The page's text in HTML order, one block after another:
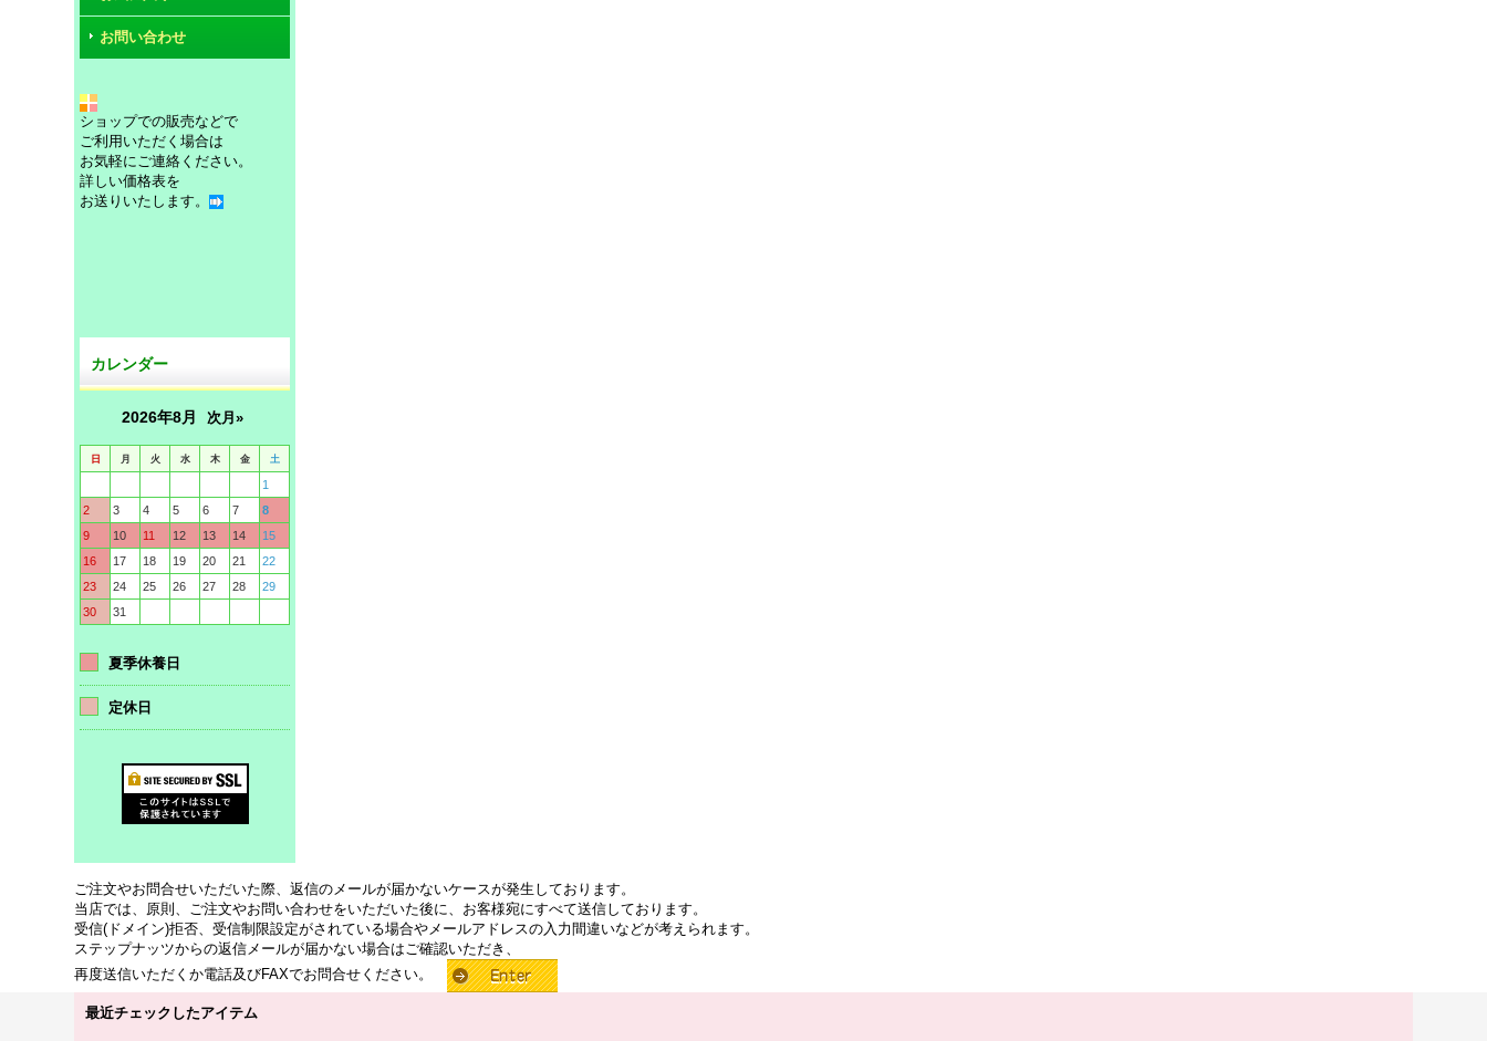
お問い合わせ
ショップでの販売などで
ご利用いただく場合は
お気軽にご連絡ください。
詳しい価格表を
お送りいたします。
カレンダー
2026年8月 次月»
日 月 火 水 木 金 土
1
2
3 4 5 6 7
8
9
10 11 12 13 14
15
16
17 18 19 20 21
22
23
24 25 26 27 28
29
30
31
夏季休養日
定休日
ご注文やお問合せいただいた際、返信のメールが届かないケースが発生しております。
当店では、原則、ご注文やお問い合わせをいただいた後に、お客様宛にすべて送信しております。
受信(ドメイン)拒否、受信制限設定がされている場合やメールアドレスの入力間違いなどが考えられます。
ステップナッツからの返信メールが届かない場合はご確認いただき、
再度送信いただくか電話及びFAXでお問合せください。
最近チェックしたアイテム